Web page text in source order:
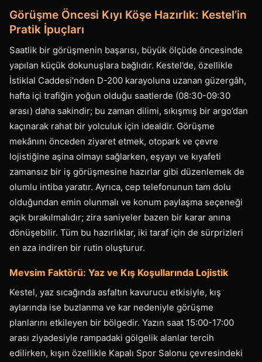
Görüşme Öncesi Kıyı Köşe Hazırlık: Kestel’in
Pratik İpuçları
Saatlik bir görüşmenin başarısı, büyük ölçüde öncesinde
yapılan küçük dokunuşlara bağlıdır. Kestel’de, özellikle
İstiklal Caddesi’nden D-200 karayoluna uzanan güzergâh,
hafta içi trafiğin yoğun olduğu saatlerde (08:30-09:30
arası) daha sakindir; bu zaman dilimi, sıkışmış bir argo’dan
kaçınarak rahat bir yolculuk için idealdir. Görüşme
mekânını önceden ziyaret etmek, otopark ve çevre
lojistiğine aşina olmayı sağlarken, eşyayı ve kıyafeti
zamansız bir iş görüşmesine hazırlar gibi düzenlemek de
olumlu intiba yaratır. Ayrıca, cep telefonunun tam dolu
olduğundan emin olunmalı ve konum paylaşma seçeneği
açık bırakılmalıdır; zira saniyeler bazen bir karar anına
dönüşebilir. Tüm bu hazırlıklar, iki taraf için de sürprizleri
en aza indiren bir rutin oluşturur.
Mevsim Faktörü: Yaz ve Kış Koşullarında Lojistik
Kestel, yaz sıcağında asfaltın kavurucu etkisiyle, kış
aylarında ise buzlanma ve kar nedeniyle görüşme
planlarını etkileyen bir bölgedir. Yazın saat 15:00-17:00
arası ziyadesiyle rampadaki gölgelik alanlar tercih
edilirken, kışın özellikle Kapalı Spor Salonu çevresindeki